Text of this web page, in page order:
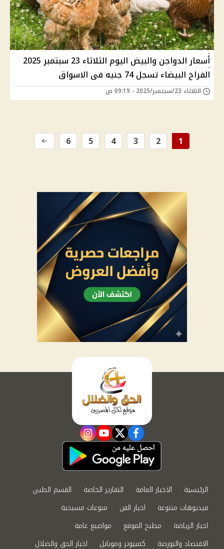
أسعار الدواجن والبيض اليوم الثلاثاء 23 سبتمبر 2025
الفراخ البيضاء تسجل 74 جنيه فى الاسواق
الثلاثاء 23/سبتمبر/2025 - 09:19 ص
1
2
3
4
5
6
facebook
twitter
youtube
instagram
الرئيسية الاخبار العامة التقارير الخاصة
القسم الطبي
فيديوهات متنوعة
اخبار الفن
منوعات مسيحية
اخبار الرياضة
مطبخ الموقع
مواضيع عامة
الاقتصاد والبورصة
كمبيوتر وموبايل اخبار الحق والضلال